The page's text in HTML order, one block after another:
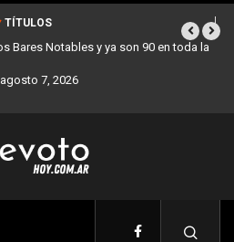
TÍTULOS
Los stands móviles de la Ciudad llegan
agosto 7, 2026